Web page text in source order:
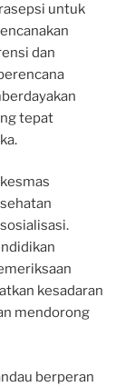
untuk
dan
tepat
kesadaran
mendorong
berperan